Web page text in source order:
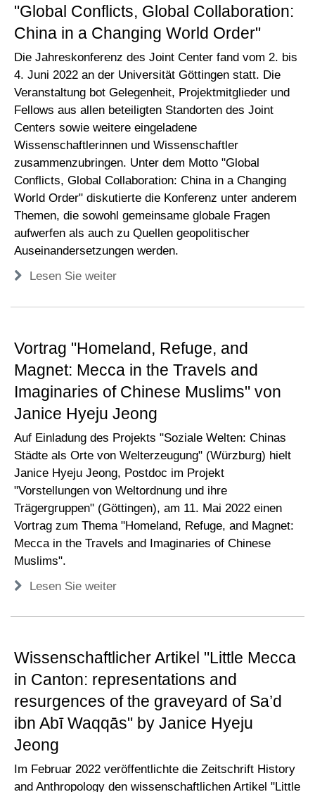
"Global Conflicts, Global Collaboration:
China in a Changing World Order"
Die Jahreskonferenz des Joint Center fand vom 2. bis
4. Juni 2022 an der Universität Göttingen statt. Die
Veranstaltung bot Gelegenheit, Projektmitglieder und
Fellows aus allen beteiligten Standorten des Joint
Centers sowie weitere eingeladene
Wissenschaftlerinnen und Wissenschaftler
zusammenzubringen. Unter dem Motto "Global
Conflicts, Global Collaboration: China in a Changing
World Order" diskutierte die Konferenz unter anderem
Themen, die sowohl gemeinsame globale Fragen
aufwerfen als auch zu Quellen geopolitischer
Auseinandersetzungen werden.
Lesen Sie weiter
Vortrag "Homeland, Refuge, and
Magnet: Mecca in the Travels and
Imaginaries of Chinese Muslims" von
Janice Hyeju Jeong
Auf Einladung des Projekts "Soziale Welten: Chinas
Städte als Orte von Welterzeugung" (Würzburg) hielt
Janice Hyeju Jeong, Postdoc im Projekt
"Vorstellungen von Weltordnung und ihre
Trägergruppen" (Göttingen), am 11. Mai 2022 einen
Vortrag zum Thema "Homeland, Refuge, and Magnet:
Mecca in the Travels and Imaginaries of Chinese
Muslims".
Lesen Sie weiter
Wissenschaftlicher Artikel "Little Mecca
in Canton: representations and
resurgences of the graveyard of Sa’d
ibn Abī Waqqās" by Janice Hyeju
Jeong
Im Februar 2022 veröffentlichte die Zeitschrift History
and Anthropology den wissenschaftlichen Artikel "Little